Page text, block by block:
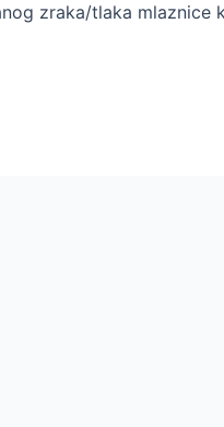
zraka/tlaka mlaznice